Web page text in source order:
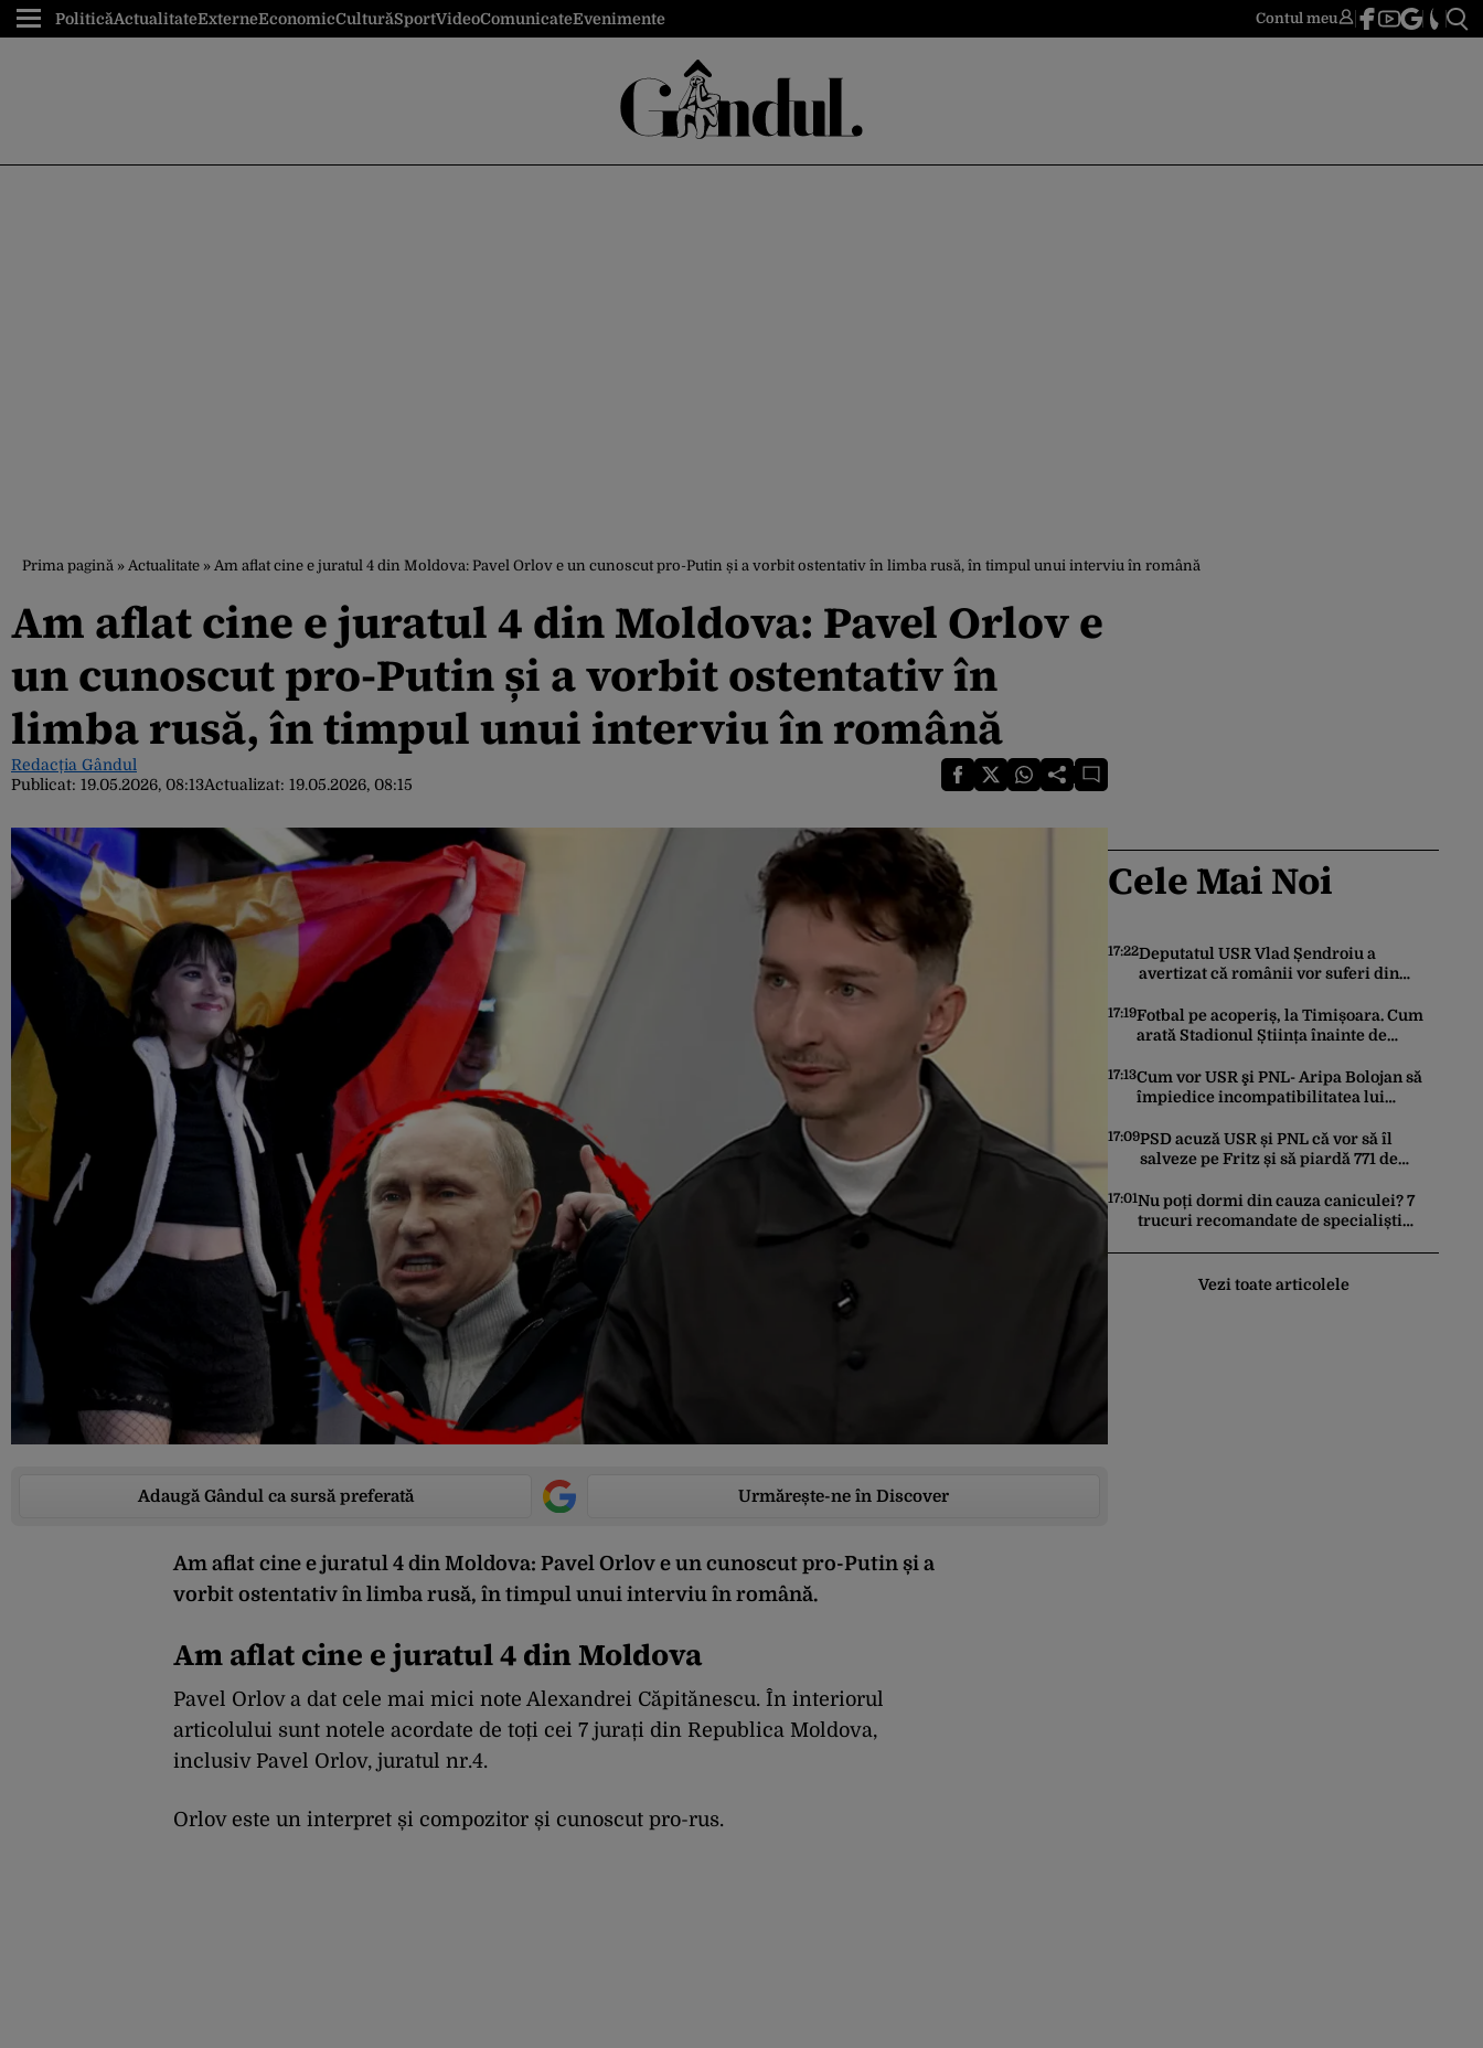
PoliticăActualitateExterneEconomicCulturăSportVideoComunicateEvenimente Contul meu
Prima pagină » Actualitate » Am aflat cine e juratul 4 din Moldova: Pavel Orlov e un cunoscut pro-Putin și a vorbit ostentativ în limba rusă, în timpul unui interviu în română
Am aflat cine e juratul 4 din Moldova: Pavel Orlov e
un cunoscut pro-Putin și a vorbit ostentativ în
limba rusă, în timpul unui interviu în română
Redacția Gândul
Publicat: 19.05.2026, 08:13Actualizat: 19.05.2026, 08:15
Adaugă Gândul ca sursă preferată Urmărește-ne în Discover
Am aflat cine e juratul 4 din Moldova: Pavel Orlov e un cunoscut pro-Putin și a
vorbit ostentativ în limba rusă, în timpul unui interviu în română.
Am aflat cine e juratul 4 din Moldova
Pavel Orlov a dat cele mai mici note Alexandrei Căpitănescu. În interiorul
articolului sunt notele acordate de toți cei 7 jurați din Republica Moldova,
inclusiv Pavel Orlov, juratul nr.4.
Orlov este un interpret și compozitor și cunoscut pro-rus.
Cele Mai Noi
17:22Deputatul USR Vlad Șendroiu a
avertizat că românii vor suferi din
deștepți vor specula și după vor crește
prețurile”
17:19Fotbal pe acoperiș, la Timișoara. Cum
arată Stadionul Știința înainte de
deasupra tribunei
17:13Cum vor USR şi PNL- Aripa Bolojan să
împiedice incompatibilitatea lui
intervină
17:09PSD acuză USR și PNL că vor să îl
salveze pe Fritz și să piardă 771 de
17:01Nu poți dormi din cauza caniculei? 7
trucuri recomandate de specialiști
Vezi toate articolele